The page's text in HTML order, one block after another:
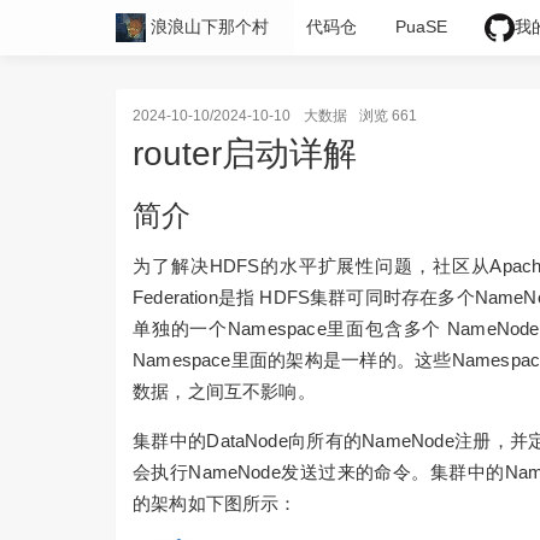
浪浪山下那个村 代码仓 PuaSE 我
2024-10-10/2024-10-10 大数据 浏览 661
router启动详解
简介
为了解决HDFS的水平扩展性问题，社区从
Federation是指 HDFS集群可同时存在多个
单独的一个Namespace里面包含多个
Namespace里面的架构是一样的。这些
数据，之间互不影响。
集群中的DataNode向所有的NameNode注册，
会执行NameNode发送过来的命令。集群中的
的架构如下图所示：